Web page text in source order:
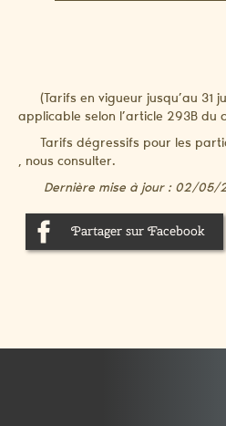
(Tarifs en vigueur jusqu’au 31
applicable selon l’article 293B du
Tarifs dégressifs pour les
, nous consulter.
Dernière mise à jour : 02/05/
Partager sur Facebook